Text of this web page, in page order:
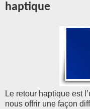
haptique
Le retour haptique est
nous offrir une façon